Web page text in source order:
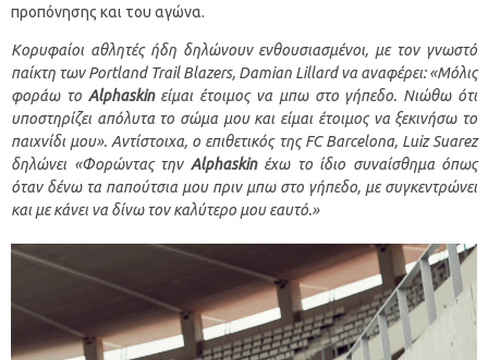
προπόνησης και του αγώνα.
Κορυφαίοι αθλητές ήδη δηλώνουν ενθουσιασμένοι, με τον γνωστό
παίκτη τωνPortland Trail Blazers, Damian Lillard να αναφέρει: «Μόλις
φοράω το Alphaskinείμαι έτοιμος να μπω στο γήπεδο. Νιώθω ότι
υποστηρίζει απόλυτα το σώμα μου και είμαι έτοιμος να ξεκινήσω το
παιχνίδι μου». Αντίστοιχα, ο επιθετικός τηςFC Barcelona, Luiz Suarez
δηλώνει «Φορώντας την Alphaskinέχω το ίδιο συναίσθημα όπως
όταν δένω τα παπούτσια μου πριν μπω στο γήπεδο, με συγκεντρώνει
και με κάνει να δίνω τον καλύτερο μου εαυτό.»